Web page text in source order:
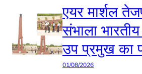
एयर मार्शल
संभाला
उप प्रमुख का
01/08/2026